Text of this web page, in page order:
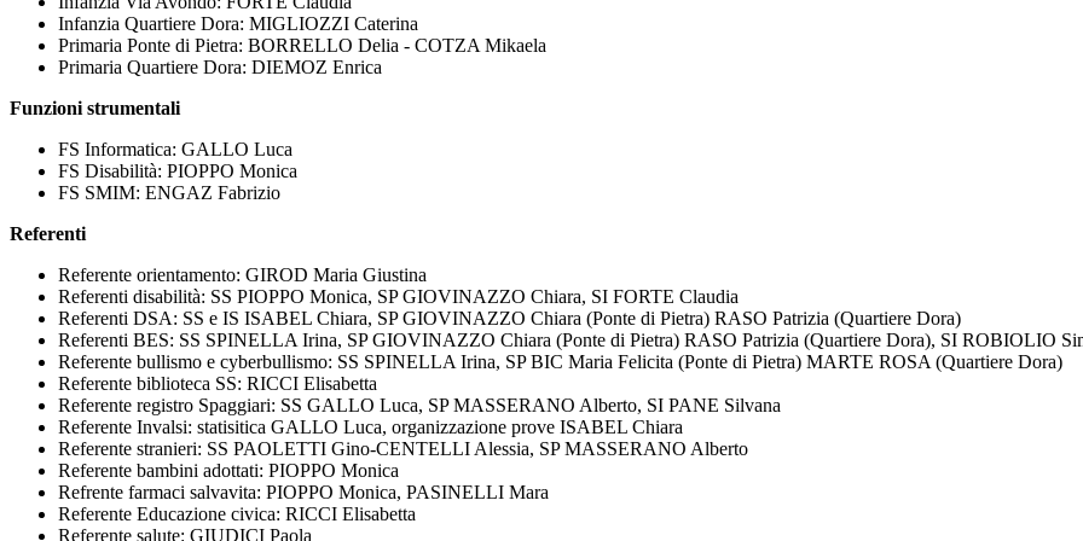
Infanzia Quartiere Dora: MIGLIOZZI Caterina
Primaria Ponte di Pietra: BORRELLO Delia - COTZA Mikaela
Primaria Quartiere Dora: DIEMOZ Enrica
Funzioni strumentali
FS Informatica: GALLO Luca
FS Disabilità: PIOPPO Monica
FS SMIM: ENGAZ Fabrizio
Referenti
Referente orientamento: GIROD Maria Giustina
Referenti disabilità: SS PIOPPO Monica, SP GIOVINAZZO Chiara, SI FORTE Claudia
Referenti DSA: SS e IS ISABEL Chiara, SP GIOVINAZZO Chiara (Ponte di Pietra) RASO Patrizia (Quartiere Dora)
Referenti BES: SS SPINELLA Irina, SP GIOVINAZZO Chiara (Ponte di Pietra) RASO Patrizia (Quartiere Dora), SI ROBIOLIO
Referente bullismo e cyberbullismo: SS SPINELLA Irina, SP BIC Maria Felicita (Ponte di Pietra) MARTE ROSA (Quartiere Dora)
Referente biblioteca SS: RICCI Elisabetta
Referente registro Spaggiari: SS GALLO Luca, SP MASSERANO Alberto, SI PANE Silvana
Referente Invalsi: statisitica GALLO Luca, organizzazione prove ISABEL Chiara
Referente stranieri: SS PAOLETTI Gino-CENTELLI Alessia, SP MASSERANO Alberto
Referente bambini adottati: PIOPPO Monica
Refrente farmaci salvavita: PIOPPO Monica, PASINELLI Mara
Referente Educazione civica: RICCI Elisabetta
Referente salute: GIUDICI Paola